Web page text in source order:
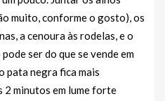
muito, conforme o gosto), os
a cenoura às rodelas, e o
ser do que se vende em
pata negra fica mais
minutos em lume forte